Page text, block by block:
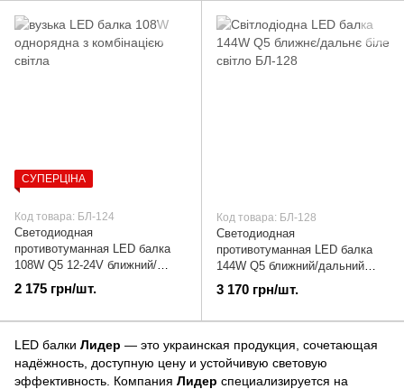
СУПЕРЦІНА
Код товара: БЛ-124
Светодиодная
противотуманная LED балка
108W Q5 12-24V ближний/
дальний жёлтый/белый свет |
БЛ-124
2 175 грн/шт.
Код товара: БЛ-128
Светодиодная
противотуманная LED балка
144W Q5 ближний/дальний
белый свет | БЛ-128
3 170 грн/шт.
LED балки Лидер — это украинская продукция, сочетающая
надёжность, доступную цену и устойчивую световую
эффективность. Компания Лидер специализируется на